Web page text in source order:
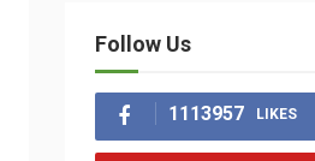
Follow Us
1113957 LIKES